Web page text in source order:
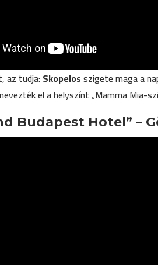
az tudja:Skopelosszigete maga a
el a helyszínt „Mamma Mia-
Budapest Hotel” –